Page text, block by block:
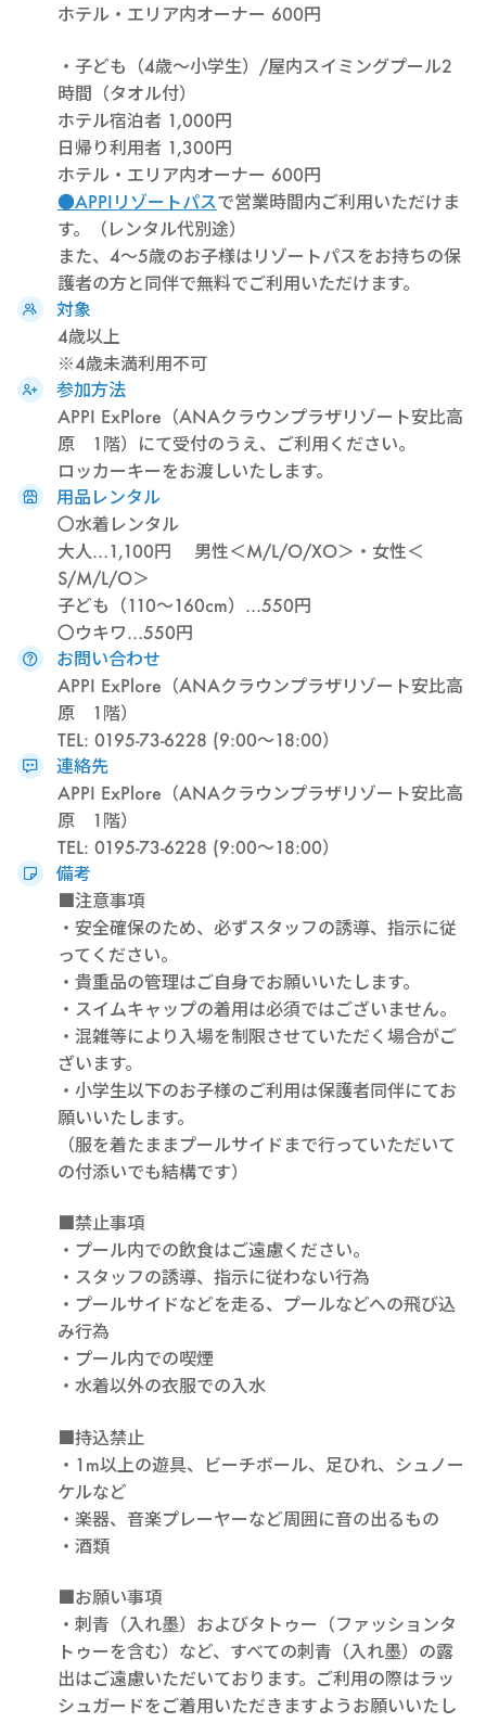
ホテル・エリア内オーナー 600円
・子ども（4歳～小学生）/屋内スイミングプール2
時間（タオル付）
ホテル宿泊者 1,000円
日帰り利用者 1,300円
ホテル・エリア内オーナー 600円
●APPIリゾートパスで営業時間内ご利用いただけま
す。（レンタル代別途）
また、4～5歳のお子様はリゾートパスをお持ちの保
護者の方と同伴で無料でご利用いただけます。
対象
4歳以上
※4歳未満利用不可
参加方法
APPI ExPlore（ANAクラウンプラザリゾート安比高
原 1階）にて受付のうえ、ご利用ください。
ロッカーキーをお渡しいたします。
用品レンタル
〇水着レンタル
大人…1,100円 男性＜M/L/O/XO＞・女性＜
S/M/L/O＞
子ども（110～160cm）…550円
〇ウキワ…550円
お問い合わせ
APPI ExPlore（ANAクラウンプラザリゾート安比高
原 1階）
TEL: 0195-73-6228 (9:00～18:00）
連絡先
APPI ExPlore（ANAクラウンプラザリゾート安比高
原 1階）
TEL: 0195-73-6228 (9:00～18:00）
備考
■注意事項
・安全確保のため、必ずスタッフの誘導、指示に従
ってください。
・貴重品の管理はご自身でお願いいたします。
・スイムキャップの着用は必須ではございません。
・混雑等により入場を制限させていただく場合がご
ざいます。
・小学生以下のお子様のご利用は保護者同伴にてお
願いいたします。
（服を着たままプールサイドまで行っていただいて
の付添いでも結構です）
■禁止事項
・プール内での飲食はご遠慮ください。
・スタッフの誘導、指示に従わない行為
・プールサイドなどを走る、プールなどへの飛び込
み行為
・プール内での喫煙
・水着以外の衣服での入水
■持込禁止
・1m以上の遊具、ビーチボール、足ひれ、シュノー
ケルなど
・楽器、音楽プレーヤーなど周囲に音の出るもの
・酒類
■お願い事項
・刺青（入れ墨）およびタトゥー（ファッションタ
トゥーを含む）など、すべての刺青（入れ墨）の露
出はご遠慮いただいております。ご利用の際はラッ
シュガードをご着用いただきますようお願いいたし